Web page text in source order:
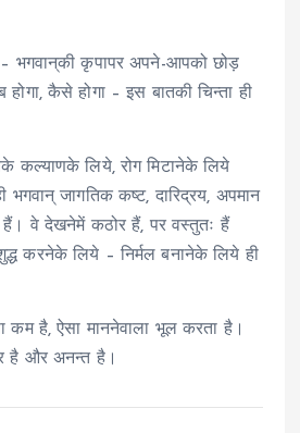
भगवान्‌की कृपापर अपने-आपको छोड़
होगा, कैसे होगा – इस बातकी चिन्ता ही
कल्याणके लिये, रोग मिटानेके लिये
भगवान् जागतिक कष्ट, दारिद्रय, अपमान
हैं। वे देखनेमें कठोर हैं, पर वस्तुतः हैं
करनेके लिये – निर्मल बनानेके लिये ही
कम है, ऐसा माननेवाला भूल करता है।
है और अनन्त है।